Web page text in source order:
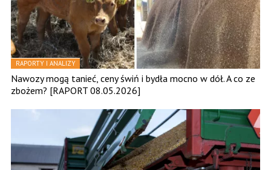
RAPORTY I ANALIZY
Nawozy mogą tanieć, ceny świń i bydła mocno w dół. A co ze
zbożem? [RAPORT 08.05.2026]